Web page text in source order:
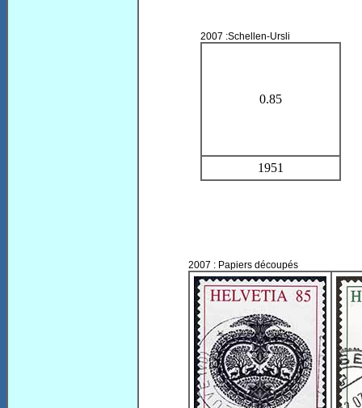
2007 :Schellen-Ursli
0.85
1951
2007 : Papiers découpés